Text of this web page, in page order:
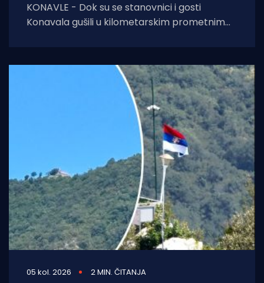
KONAVLE - Dok su se stanovnici i gosti
Konavala gušili u kilometarskim prometnim
05 kol. 2026 2 MIN. ČITANJA